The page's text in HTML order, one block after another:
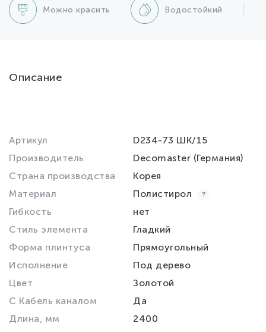
Можно красить Водостойкий
Описание
Артикул
D234-73 ШК/15
Производитель
Decomaster (Германия)
Страна производства
Корея
Материал
Полистирол
Гибкость
нет
Стиль элемента
Гладкий
Форма плинтуса
Прямоугольный
Исполнение
Под дерево
Цвет
Золотой
С Кабель каналом
Да
Длина, мм
2400